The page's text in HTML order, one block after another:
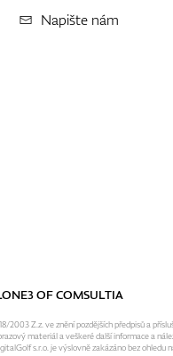
Napište nám
OFCOMSULTIA
Z.z. ve znění pozdějších předpisů a
materiál a veškeré další informace a
s.r.o. je výslovně zakázáno bez ohledu